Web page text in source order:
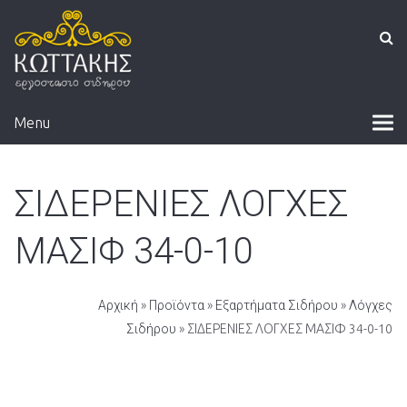
Menu
ΣΙΔΕΡΕΝΙΕΣ ΛΟΓΧΕΣ
ΜΑΣΙΦ 34-0-10
Αρχική » Προϊόντα » Εξαρτήματα Σιδήρου »Λόγχες
Σιδήρου » ΣΙΔΕΡΕΝΙΕΣ ΛΟΓΧΕΣ ΜΑΣΙΦ 34-0-10